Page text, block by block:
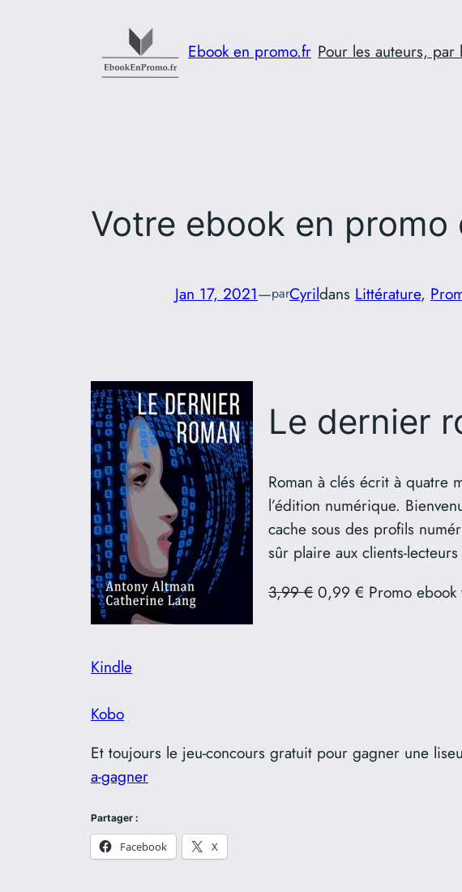
Ebook en promo.fr Pour les auteurs, par
Votre ebook en promo
Jan 17, 2021—parCyrildans Littérature,
Le dernier
Roman à clés écrit à quatre
l’édition numérique.
cache sous des profils
sûr plaire aux clients-
3,99 €0,99 € Promo ebook
Kindle
Kobo
Et toujours le jeu-concours gratuit pour gagner une
a-gagner
Partager :
Facebook X